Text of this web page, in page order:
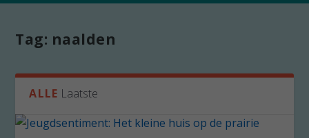
Tag: naalden
ALLE Laatste